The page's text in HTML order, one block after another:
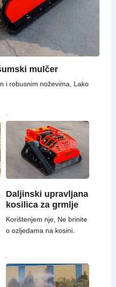
mulčer
i robusnim noževima, Lako
Daljinski upravljana
kosilica za grmlje
Korištenjem nje, Ne brinite
o ozljedama na kosini.